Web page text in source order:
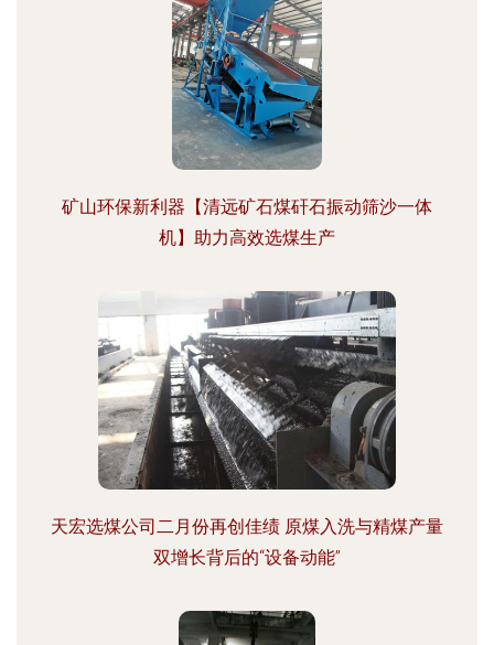
矿山环保新利器【清远矿石煤矸石振动筛沙一体
机】助力高效选煤生产
天宏选煤公司二月份再创佳绩 原煤入洗与精煤产量
双增长背后的“设备动能”